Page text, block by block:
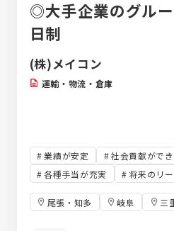
◎大手企業のグル
日制
(株)メイコン
運輸・物流・倉庫
業績が安定 社会貢献がで
各種手当が充実
将来のリ
尾張・知多 岐阜 三